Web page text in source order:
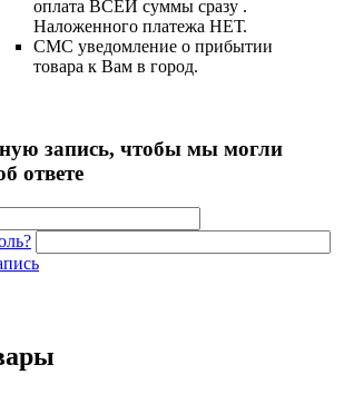
оплата ВСЕЙ суммы сразу .
Наложенного платежа НЕТ.
СМС уведомление о прибытии
товара к Вам в город.
запись, чтобы мы могли
ответе